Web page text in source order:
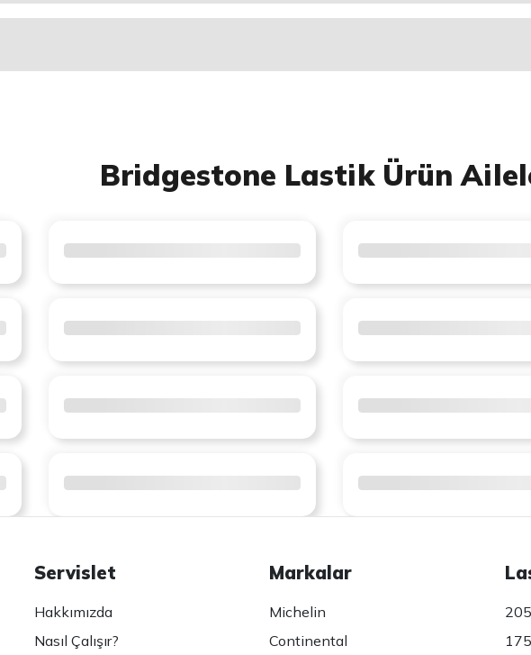
Bridgestone Lastik Ürün
Servislet
Hakkımızda
Nasıl Çalışır?
Markalar
Michelin
Continental